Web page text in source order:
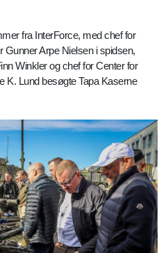
fra InterForce, med chef for
Arpe Nielsen i spidsen,
Winkler og chef for Center for
K. Lund besøgte Tapa Kaserne